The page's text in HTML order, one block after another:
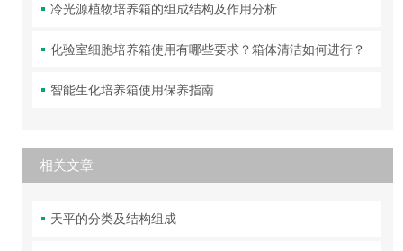
冷光源植物培养箱的组成结构及作用分析
化验室细胞培养箱使用有哪些要求？箱体清洁如何进行？
智能生化培养箱使用保养指南
相关文章
天平的分类及结构组成